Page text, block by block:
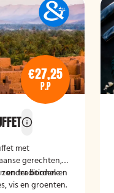
€27,25
P.P
met
gerechten,
en traditionele
vis en groenten.
borden en